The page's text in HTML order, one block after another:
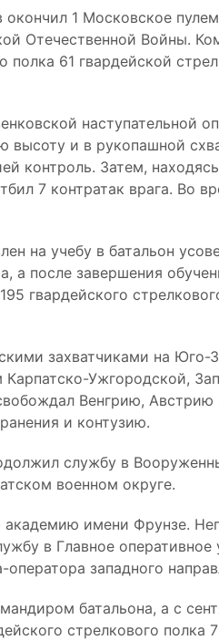
1 Московское
Отечественной Войны.
полка 61 гвардейской
наступательной
высоту и в рукопашной
контроль. Затем,
7 контратак врага. Во
на учебу в батальон
а после завершения
гвардейского
захватчиками на Юго-
Ужгородской,
Венгрию,
и контузию.
службу в
военном округе.
имени Фрунзе.
в Главное оперативное
западного
батальона, а с
стрелкового полка